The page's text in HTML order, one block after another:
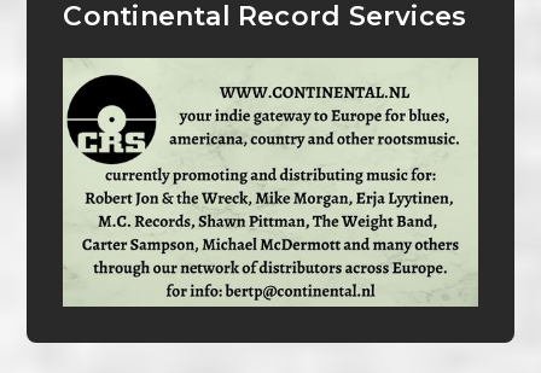
Continental Record Services